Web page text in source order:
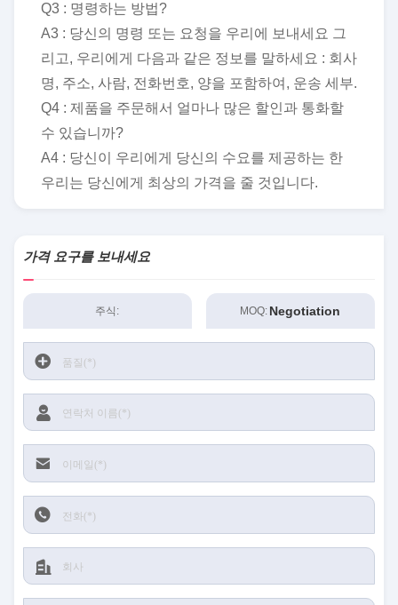
Q3 : 명령하는 방법?
A3 : 당신의 명령 또는 요청을 우리에 보내세요 그
리고, 우리에게 다음과 같은 정보를 말하세요 : 회사
명, 주소, 사람, 전화번호, 양을 포함하여, 운송 세부.
Q4 : 제품을 주문해서 얼마나 많은 할인과 통화할
수 있습니까?
A4 : 당신이 우리에게 당신의 수요를 제공하는 한
우리는 당신에게 최상의 가격을 줄 것입니다.
가격 요구를 보내세요
주식: MOQ: Negotiation